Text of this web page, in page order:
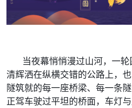
当夜幕悄悄漫过山河，一轮
清辉洒在纵横交错的公路上，
隧筑就的每一座桥梁、每一条
正驾车驶过平坦的桥面，车灯